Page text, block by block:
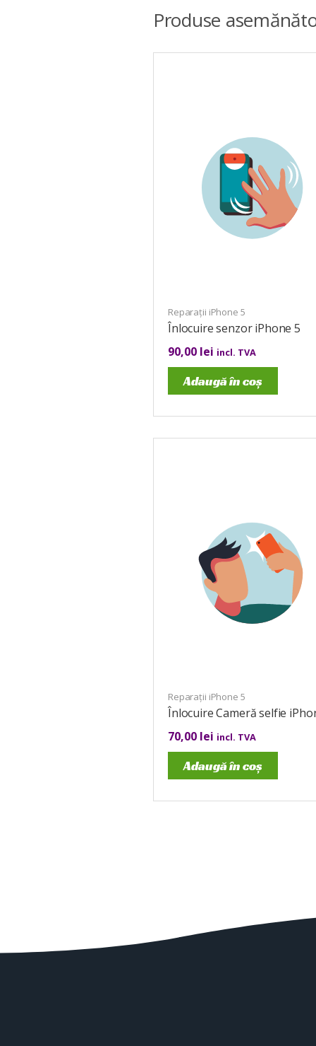
Produse
Reparații iPhone 5
Înlocuire senzor iPhone 5
90,00 lei incl. TVA
Adaugă în coș
Reparații iPhone 5
Înlocuire Cameră selfie
70,00 lei incl. TVA
Adaugă în coș